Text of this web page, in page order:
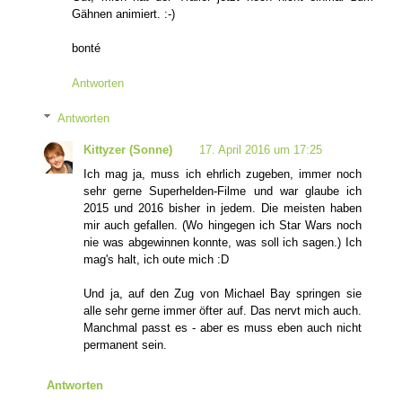
Gähnen animiert. :-)
bonté
Antworten
Antworten
Kittyzer (Sonne)
17. April 2016 um 17:25
Ich mag ja, muss ich ehrlich zugeben, immer noch
sehr gerne Superhelden-Filme und war glaube ich
2015 und 2016 bisher in jedem. Die meisten haben
mir auch gefallen. (Wo hingegen ich Star Wars noch
nie was abgewinnen konnte, was soll ich sagen.) Ich
mag's halt, ich oute mich :D
Und ja, auf den Zug von Michael Bay springen sie
alle sehr gerne immer öfter auf. Das nervt mich auch.
Manchmal passt es - aber es muss eben auch nicht
permanent sein.
Antworten